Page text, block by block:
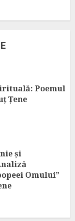
Poemul
Țene
și
Omului”